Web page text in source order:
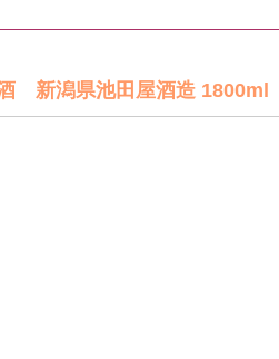
新潟県池田屋酒造 1800ml